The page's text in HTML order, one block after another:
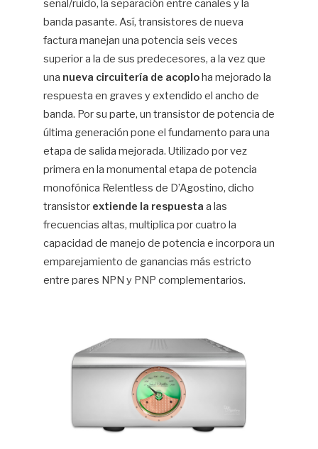
señal/ruido, la separación entre canales y la
banda pasante. Así, transistores de nueva
factura manejan una potencia seis veces
superior a la de sus predecesores, a la vez que
una nueva circuitería de acoploha mejorado la
respuesta en graves y extendido el ancho de
banda. Por su parte, un transistor de potencia de
última generación pone el fundamento para una
etapa de salida mejorada. Utilizado por vez
primera en la monumental etapa de potencia
monofónica Relentless de D’Agostino, dicho
transistor extiende la respuesta a las
frecuencias altas, multiplica por cuatro la
capacidad de manejo de potencia e incorpora un
emparejamiento de ganancias más estricto
entre pares NPN y PNP complementarios.